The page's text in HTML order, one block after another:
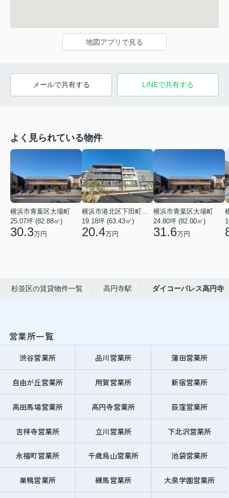
地図アプリで見る
メールで共有する LINEで共有する
よく見られている物件
横浜市青葉区大場町
25.07坪 (82.88㎡)
30.3万円
19.18坪 (63.43㎡)
20.4万円
横浜市青葉区大場町
24.80坪 (82.00㎡)
31.6万円
杉並区の賃貸物件一覧 高円寺駅 ダイコーパレス高円寺
営業所一覧
渋谷営業所 品川営業所 蒲田営業所
自由が丘営業所 用賀営業所 新宿営業所
高田馬場営業所 高円寺営業所 荻窪営業所
吉祥寺営業所 立川営業所 下北沢営業所
永福町営業所 千歳烏山営業所 池袋営業所
巣鴨営業所 練馬営業所 大泉学園営業所